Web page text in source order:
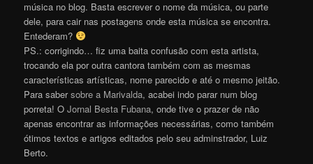
música no blog. Basta escrever o nome da música, ou parte
dele, para cair nas postagens onde esta música se encontra.
Entederam?
PS.: corrigindo… fiz uma baita confusão com esta artista,
trocando ela por outra cantora também com as mesmas
características artísticas, nome parecido e até o mesmo jeitão.
Para sabersobre a Marivalda, acabei indo parar num blog
porreta! OJornal Besta Fubana, onde tive o prazer de não
apenas encontrar as informações necessárias, como também
ótimos textos e artigos editados pelo seu adminstrador, Luiz
Berto.